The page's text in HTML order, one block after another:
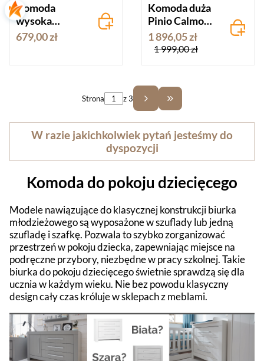
Komoda
wysoka
STORY
beżowa
679,00 zł
Komoda duża
Pinio Calmo
szara
1 896,05 zł
1 999,00 zł
Strona z 3 Przejdź do ostatniej
W razie jakichkolwiek pytań jesteśmy do
dyspozycji
Komoda do pokoju dziecięcego
Modele nawiązujące do klasycznej konstrukcji biurka
młodzieżowego są wyposażone w szuflady lub jedną
szufladę i szafkę. Pozwala to szybko zorganizować
przestrzeń w pokoju dziecka, zapewniając miejsce na
podręczne przybory, niezbędne w pracy szkolnej. Takie
biurka do pokoju dziecięcego świetnie sprawdzą się dla
ucznia w każdym wieku. Nie bez powodu klasyczny
design cały czas króluje w sklepach z meblami.